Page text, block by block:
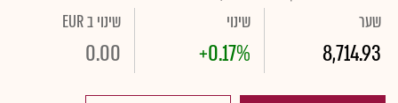
שער
8,714.93
שינוי
+0.17%
שינוי ב EUR
0.00